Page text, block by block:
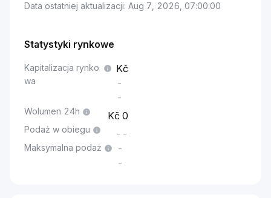
Data ostatniej aktualizacji: Aug 7, 2026, 07:00:00
Statystyki rynkowe
Kapitalizacja rynko
wa
-
-
Wolumen 24h 0
Podaż w obiegu --
Maksymalna podaż
-
-